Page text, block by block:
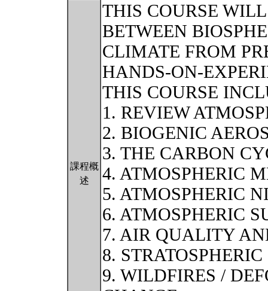
課程概
述
THIS COURSE
BETWEEN
CLIMATE FROM
HANDS-ON-
THIS COURSE
1. REVIEW
2. BIOGENIC
3. THE CARBON
4. ATMOSPHERIC
5. ATMOSPHERIC
6. ATMOSPHERIC
7. AIR QUALITY
8.
9. WILDFIRES /